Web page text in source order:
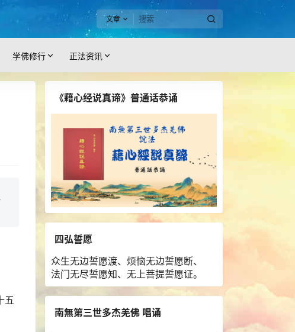
文章
学佛修行 正法资讯
五
《藉心经说真谛》普通话恭诵
四弘誓愿
众生无边誓愿渡、烦恼无边誓愿断、
法门无尽誓愿知、无上菩提誓愿证。
南無第三世多杰羌佛 唱诵